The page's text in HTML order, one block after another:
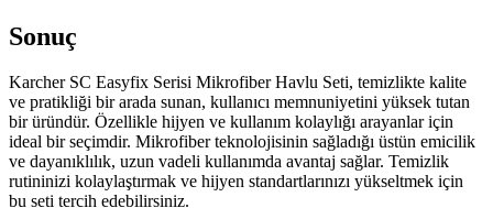
Sonuç
Karcher SC Easyfix Serisi Mikrofiber Havlu Seti, temizlikte kalite
ve pratikliği bir arada sunan, kullanıcı memnuniyetini yüksek tutan
bir üründür. Özellikle hijyen ve kullanım kolaylığı arayanlar için
ideal bir seçimdir. Mikrofiber teknolojisinin sağladığı üstün emicilik
ve dayanıklılık, uzun vadeli kullanımda avantaj sağlar. Temizlik
rutininizi kolaylaştırmak ve hijyen standartlarınızı yükseltmek için
bu seti tercih edebilirsiniz.